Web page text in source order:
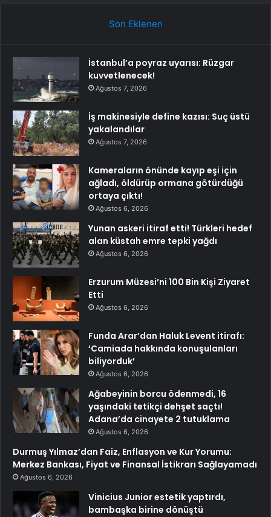
Son Eklenen
İstanbul’a poyraz uyarısı: Rüzgar
kuvvetlenecek!
Ağustos 7, 2026
İş makinesiyle define kazısı: Suç üstü
yakalandılar
Ağustos 7, 2026
Kameraların önünde kayıp eşi için
ağladı, öldürüp ormana götürdüğü
ortaya çıktı!
Ağustos 6, 2026
Yunan askeri itiraf etti! Türkleri hedef
alan küstah emre tepki yağdı
Ağustos 6, 2026
Erzurum Müzesi’ni 100 Bin Kişi Ziyaret
Etti
Ağustos 6, 2026
Funda Arar’dan Haluk Levent itirafı:
‘Camiada hakkında konuşulanları
biliyorduk’
Ağustos 6, 2026
Ağabeyinin borcu ödenmedi, 16
yaşındaki tetikçi dehşet saçtı!
Adana’da cinayete 2 tutuklama
Ağustos 6, 2026
Durmuş Yılmaz’dan Faiz, Enflasyon ve Kur Yorumu:
Merkez Bankası, Fiyat ve Finansal İstikrarı Sağlayamadı
Ağustos 6, 2026
Vinicius Junior estetik yaptırdı,
bambaşka birine dönüştü